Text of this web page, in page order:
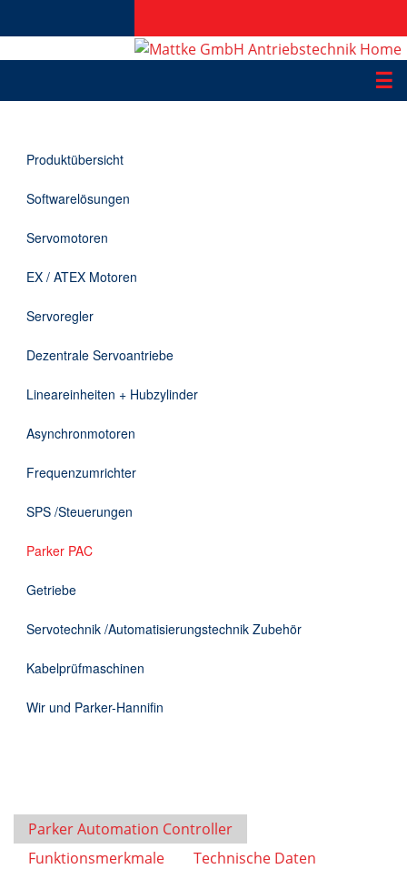
☰
Applikationen
Informationen
Downloads
Kontakt
Produktübersicht
Softwarelösungen
Servomotoren
EX / ATEX Motoren
Servoregler
Dezentrale Servoantriebe
Lineareinheiten + Hubzylinder
Asynchronmotoren
Frequenzumrichter
SPS /Steuerungen
Parker PAC
Getriebe
Servotechnik /Automatisierungstechnik Zubehör
Kabelprüfmaschinen
Wir und Parker-Hannifin
Parker Automation Controller
Funktionsmerkmale
Technische Daten